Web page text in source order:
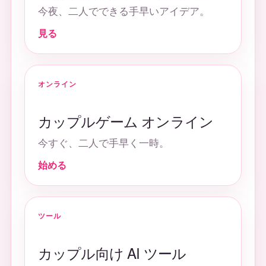
今夜、二人でできる手早いアイデア。
見る
オンライン
カップルゲーム オンライン
今すぐ、二人で手早く一時。
始める
ツール
カップル向け AI ツール